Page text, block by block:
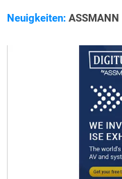
Neuigkeiten: